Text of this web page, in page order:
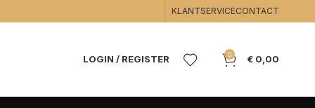
KLANTSERVICECONTACT
LOGIN / REGISTER 0 € 0,00